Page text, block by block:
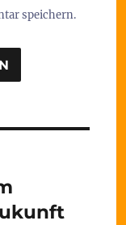
speichern.